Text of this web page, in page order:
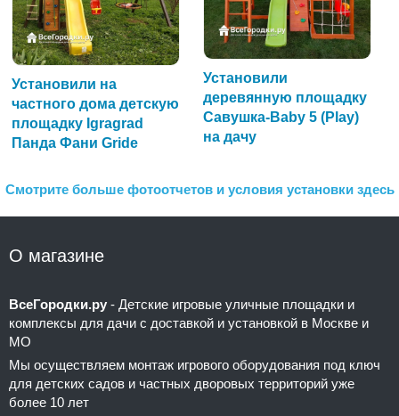
Установили на
частного дома детскую
площадку Igragrad
Панда Фани Gride
Установили
деревянную площадку
Савушка-Baby 5 (Play)
на дачу
Смотрите больше фотоотчетов и условия установки здесь
О магазине
ВсеГородки.ру - Детские игровые уличные площадки и
комплексы для дачи с доставкой и установкой в Москве и
МО
Мы осуществляем монтаж игрового оборудования под ключ
для детских садов и частных дворовых территорий уже
более 10 лет